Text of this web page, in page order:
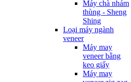
Máy chà nhám
thùng - Sheng
Shing
Loại máy ngành
veneer
Máy may
veneer bằng
keo giấy
Máy may